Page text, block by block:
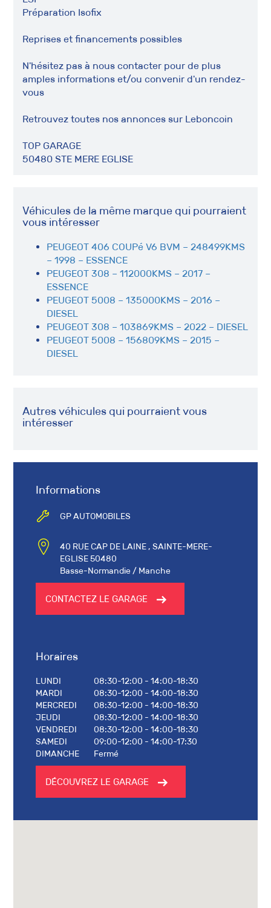
Préparation Isofix
Reprises et financements possibles
N'hésitez pas à nous contacter pour de plus
amples informations et/ou convenir d'un rendez-
vous
Retrouvez toutes nos annonces sur Leboncoin
TOP GARAGE
50480 STE MERE EGLISE
Véhicules de la même marque qui pourraient
vous intéresser
PEUGEOT 406 COUPé V6 BVM – 248499KMS
– 1998 – ESSENCE
PEUGEOT 308 – 112000KMS – 2017 –
ESSENCE
PEUGEOT 5008 – 135000KMS – 2016 –
DIESEL
PEUGEOT 308 – 103869KMS – 2022 – DIESEL
PEUGEOT 5008 – 156809KMS – 2015 –
DIESEL
Autres véhicules qui pourraient vous
intéresser
Informations
GP AUTOMOBILES
40 RUE CAP DE LAINE , SAINTE-MERE-
EGLISE 50480
Basse-Normandie / Manche
CONTACTEZ LE GARAGE
Horaires
LUNDI
08:30-12:00 - 14:00-18:30
MARDI
08:30-12:00 - 14:00-18:30
MERCREDI
08:30-12:00 - 14:00-18:30
JEUDI
08:30-12:00 - 14:00-18:30
VENDREDI
08:30-12:00 - 14:00-18:30
SAMEDI
09:00-12:00 - 14:00-17:30
DIMANCHE
Fermé
DÉCOUVREZ LE GARAGE